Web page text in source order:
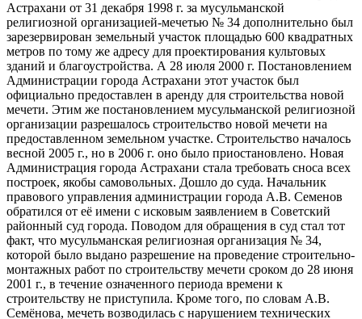
Астрахани от 31 декабря 1998 г. за мусульманской
религиозной организацией-мечетью № 34 дополнительно был
зарезервирован земельный участок площадью 600 квадратных
метров по тому же адресу для проектирования культовых
зданий и благоустройства. А 28 июля 2000 г. Постановлением
Администрации города Астрахани этот участок был
официально предоставлен в аренду для строительства новой
мечети. Этим же постановлением мусульманской религиозной
организации разрешалось строительство новой мечети на
предоставленном земельном участке. Строительство началось
весной 2005 г., но в 2006 г. оно было приостановлено. Новая
Администрация города Астрахани стала требовать сноса всех
построек, якобы самовольных. Дошло до суда. Начальник
правового управления администрации города А.В. Семенов
обратился от её имени с исковым заявлением в Советский
районный суд города. Поводом для обращения в суд стал тот
факт, что мусульманская религиозная организация № 34,
которой было выдано разрешение на проведение строительно-
монтажных работ по строительству мечети сроком до 28 июня
2001 г., в течение означенного периода времени к
строительству не приступила. Кроме того, по словам А.В.
Семёнова, мечеть возводилась с нарушением технических